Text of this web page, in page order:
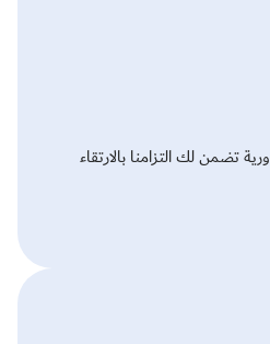
تضمن لك التزامنا بالارتقاء